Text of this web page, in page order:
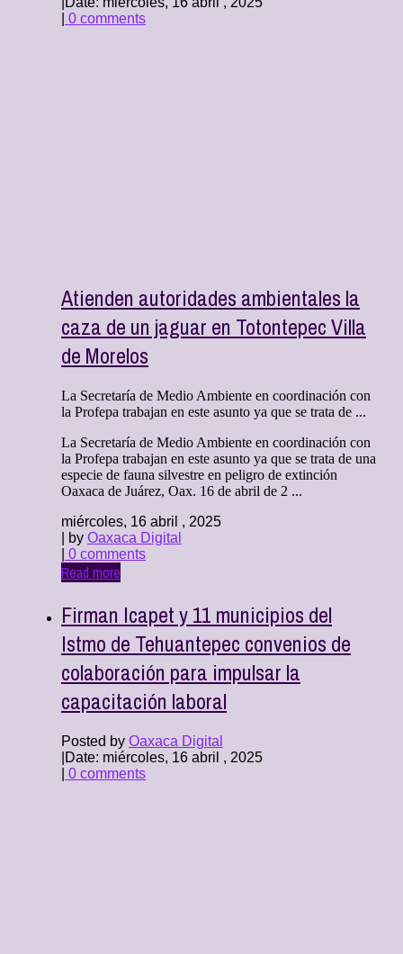
0 comments
Atienden autoridades ambientales la
caza de un jaguar en Totontepec Villa
de Morelos
La Secretaría de Medio Ambiente en coordinación con
la Profepa trabajan en este asunto ya que se trata de ...
La Secretaría de Medio Ambiente en coordinación con
la Profepa trabajan en este asunto ya que se trata de una
especie de fauna silvestre en peligro de extinción
Oaxaca de Juárez, Oax. 16 de abril de 2 ...
miércoles, 16 abril , 2025
| by Oaxaca Digital
0 comments
Read more
Firman Icapet y 11 municipios del
Istmo de Tehuantepec convenios de
colaboración para impulsar la
capacitación laboral
Posted by Oaxaca Digital
Date: miércoles, 16 abril , 2025
0 comments